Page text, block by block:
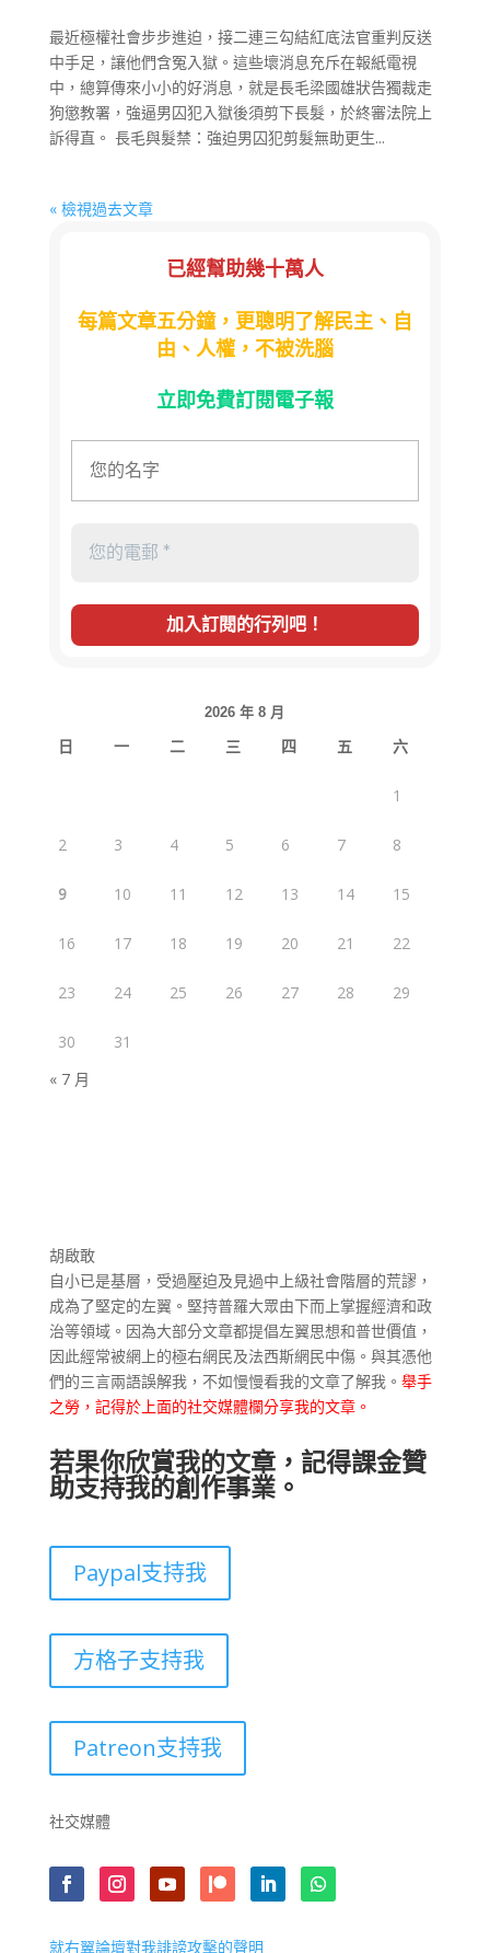
最近極權社會步步進迫，接二連三勾結紅底法官重判反送
中手足，讓他們含冤入獄。這些壞消息充斥在報紙電視
中，總算傳來小小的好消息，就是長毛梁國雄狀告獨裁走
狗懲教署，強逼男囚犯入獄後須剪下長髮，於終審法院上
訴得直。 長毛與髮禁：強迫男囚犯剪髮無助更生...
« 檢視過去文章
已經幫助幾十萬人
每篇文章五分鐘，更聰明了解民主、自
由、人權，不被洗腦
立即免費訂閱電子報
2026 年 8 月
日 一 二 三 四 五 六
1
2 3 4 5 6 7 8
9 10 11 12 13 14 15
16 17 18 19 20 21 22
23 24 25 26 27 28 29
30
31
« 7 月
胡啟敢
自小已是基層，受過壓迫及見過中上級社會階層的荒謬，
成為了堅定的左翼。堅持普羅大眾由下而上掌握經濟和政
治等領域。因為大部分文章都提倡左翼思想和普世價值，
因此經常被網上的極右網民及法西斯網民中傷。與其憑他
們的三言兩語誤解我，不如慢慢看我的文章了解我。 舉手
之勞，記得於上面的社交媒體欄分享我的文章。
若果你欣賞我的文章，記得課金贊
助支持我的創作事業。
Paypal支持我
方格子支持我
Patreon支持我
社交媒體
就右翼論壇對我誹謗攻擊的聲明